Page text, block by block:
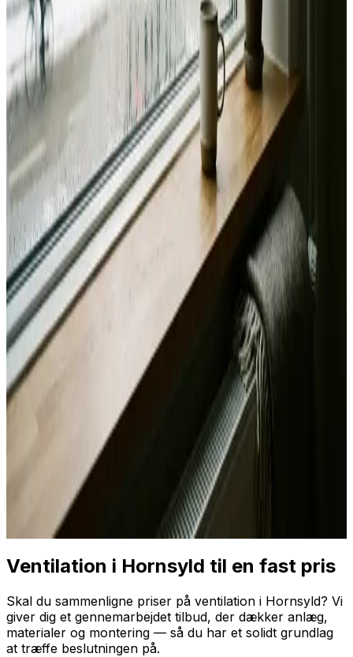
Svar inden 24 timer
Professionel installation
Få tilbud nu
70 60 30 04
Ventilation i Hornsyld til en fast pris
Skal du sammenligne priser på ventilation i Hornsyld? Vi
giver dig et gennemarbejdet tilbud, der dækker anlæg,
materialer og montering — så du har et solidt grundlag
at træffe beslutningen på.